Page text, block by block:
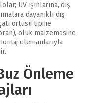
UV ışınlarına, dış
dayanıklı dış
örtüsü tipine
oluk malzemesine
elemanlarıyla
Önleme